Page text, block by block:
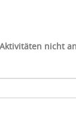
nicht